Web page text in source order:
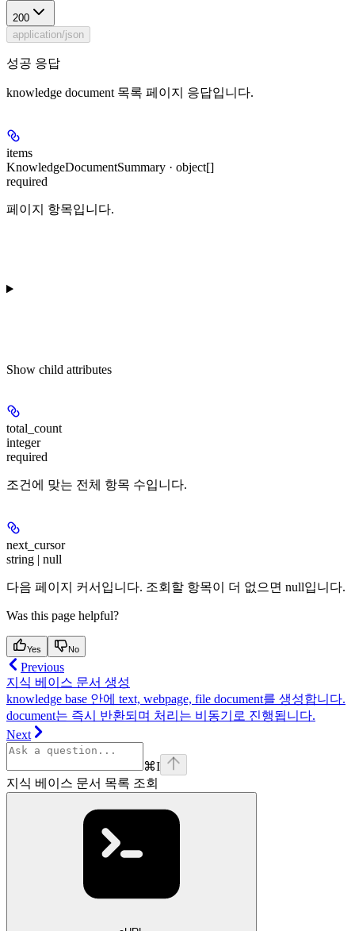
200
application/json
성공 응답
knowledge document 목록 페이지 응답입니다.
items
KnowledgeDocumentSummary · object[]
required
페이지 항목입니다.
Show child attributes
total_count
integer
required
조건에 맞는 전체 항목 수입니다.
next_cursor
string | null
다음 페이지 커서입니다. 조회할 항목이 더 없으면 null입니다.
Was this page helpful?
Yes No
Previous
지식 베이스 문서 생성
knowledge base 안에 text, webpage, file document를 생성합니다.
document는 즉시 반환되며 처리는 비동기로 진행됩니다.
Next
⌘I
지식 베이스 문서 목록 조회